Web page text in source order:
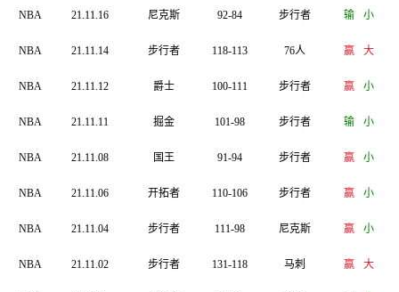
NBA 21.11.16 尼克斯 92-84 步行者 输 小
NBA 21.11.14 步行者 118-113 76人 赢 大
NBA 21.11.12 爵士 100-111 步行者 赢 小
NBA 21.11.11 掘金 101-98 步行者 输 小
NBA 21.11.08 国王 91-94 步行者 赢 小
NBA 21.11.06 开拓者 110-106 步行者 赢 小
NBA 21.11.04 步行者 111-98 尼克斯 赢 小
NBA 21.11.02 步行者 131-118 马刺 赢 大